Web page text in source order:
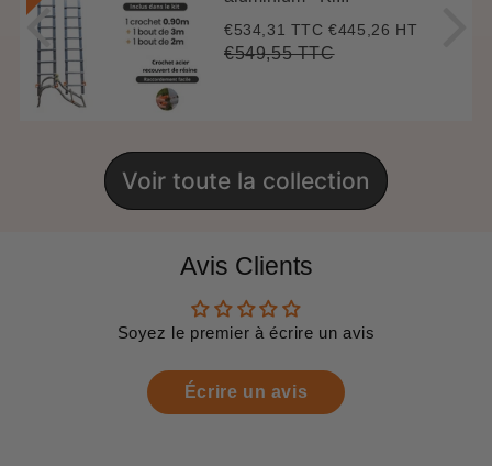
Prix
réduit
€534,31 TTC€534,31
€445,26 HT
Prix
€549,55 TTC€549,55
Voir toute la collection
Avis Clients
Soyez le premier à écrire un avis
Écrire un avis